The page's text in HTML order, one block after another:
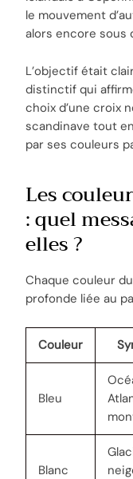
le mouvement
alors encore sous
L’objectif était
distinctif qui
choix d’une croix
scandinave tout
par ses couleurs
Les
: quel
elles ?
Chaque couleur
profonde liée au
Couleur
Bleu
Blanc